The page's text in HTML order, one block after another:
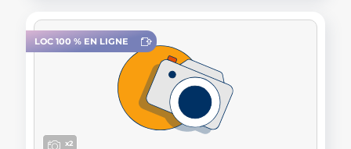
LOC 100 % EN LIGNE
x2